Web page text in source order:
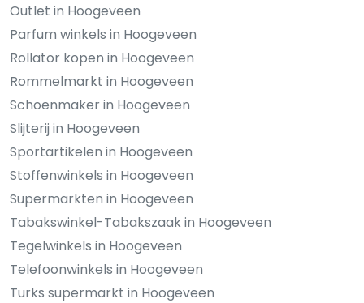
Outlet in Hoogeveen
Parfum winkels in Hoogeveen
Rollator kopen in Hoogeveen
Rommelmarkt in Hoogeveen
Schoenmaker in Hoogeveen
Slijterij in Hoogeveen
Sportartikelen in Hoogeveen
Stoffenwinkels in Hoogeveen
Supermarkten in Hoogeveen
Tabakswinkel-Tabakszaak in Hoogeveen
Tegelwinkels in Hoogeveen
Telefoonwinkels in Hoogeveen
Turks supermarkt in Hoogeveen